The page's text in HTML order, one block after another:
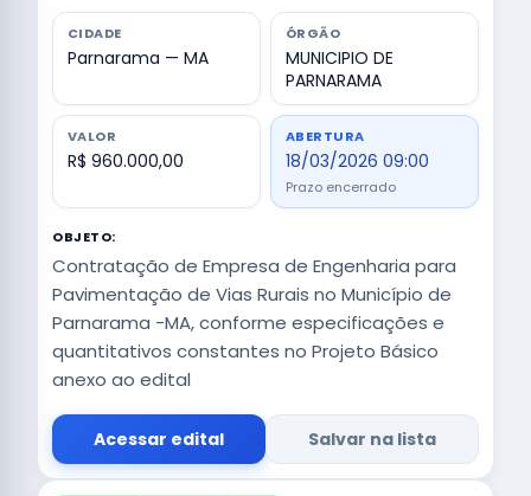
CIDADE
Parnarama — MA
ÓRGÃO
MUNICIPIO DE
PARNARAMA
VALOR
R$ 960.000,00
ABERTURA
18/03/2026 09:00
Prazo encerrado
OBJETO:
Contratação de Empresa de Engenharia para
Pavimentação de Vias Rurais no Município de
Parnarama -MA, conforme especificações e
quantitativos constantes no Projeto Básico
anexo ao edital
Acessar edital Salvar na lista